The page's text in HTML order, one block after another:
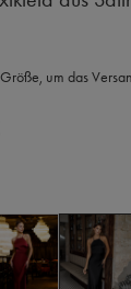
um das